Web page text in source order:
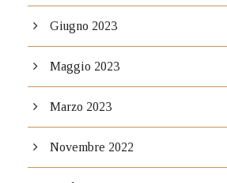
Giugno 2023
Maggio 2023
Marzo 2023
Novembre 2022